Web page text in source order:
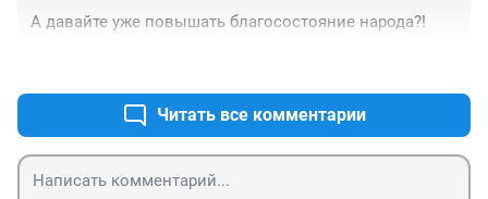
А давайте уже повышать благосостояние народа?!
Читать все комментарии